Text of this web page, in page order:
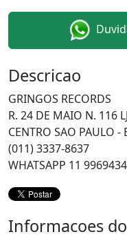
Descricao
GRINGOS RECORDS
R. 24 DE MAIO N. 116
CENTRO SAO PAULO -
(011) 3337-8637
WHATSAPP 11
Informacoes